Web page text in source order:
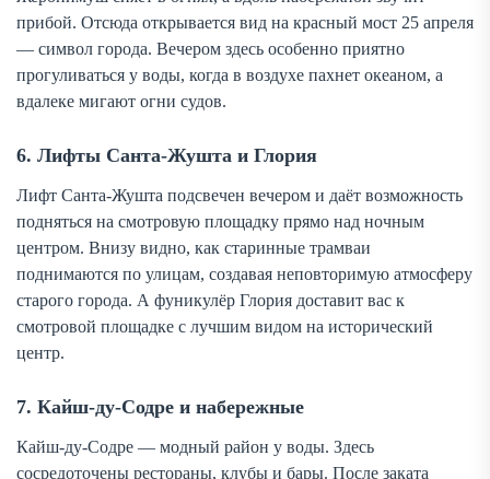
прибой. Отсюда открывается вид на красный мост 25 апреля
— символ города. Вечером здесь особенно приятно
прогуливаться у воды, когда в воздухе пахнет океаном, а
вдалеке мигают огни судов.
6. Лифты Санта-Жушта и Глория
Лифт Санта-Жушта подсвечен вечером и даёт возможность
подняться на смотровую площадку прямо над ночным
центром. Внизу видно, как старинные трамваи
поднимаются по улицам, создавая неповторимую атмосферу
старого города. А фуникулёр Глория доставит вас к
смотровой площадке с лучшим видом на исторический
центр.
7. Кайш-ду-Содре и набережные
Кайш-ду-Содре — модный район у воды. Здесь
сосредоточены рестораны, клубы и бары. После заката